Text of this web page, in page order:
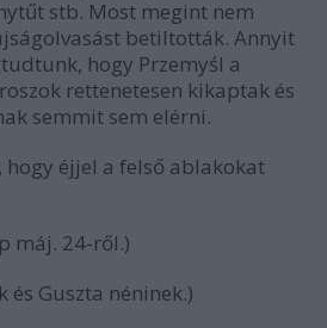
stb. Most megint nem
betiltották. Annyit
hogy Przemyśl a
rettenetesen kikaptak és
semmit sem elérni.
hogy éjjel a felső ablakokat
máj. 24-ről.)
Guszta néninek.)